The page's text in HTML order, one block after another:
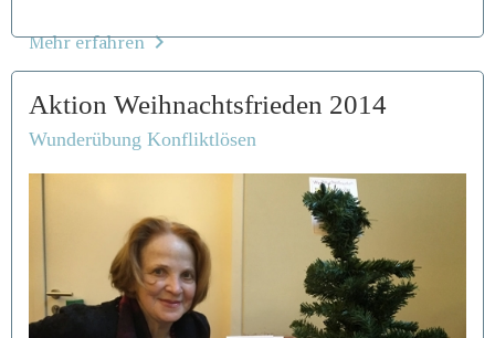
Mehr erfahren
Aktion Weihnachtsfrieden 2014
Wunderübung Konfliktlösen